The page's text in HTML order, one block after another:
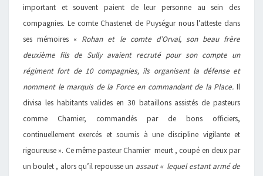
important et souvent paient de leur personne au sein des
compagnies. Le comte Chastenet de Puységur nous l’atteste dans
ses mémoires « Rohan et le comte d’Orval, son beau frère
deuxième fils de Sully avaient recruté pour son compte un
régiment fort de 10 compagnies, ils organisent la défense et
nomment le marquis de la Force en commandant de la Place. Il
divisa les habitants valides en 30 bataillons assistés de pasteurs
comme Chamier, commandés par de bons officiers,
continuellement exercés et soumis à une discipline vigilante et
rigoureuse ». Ce même pasteur Chamier meurt , coupé en deux par
un boulet , alors qu’il repousse un assaut « lequel estant armé de